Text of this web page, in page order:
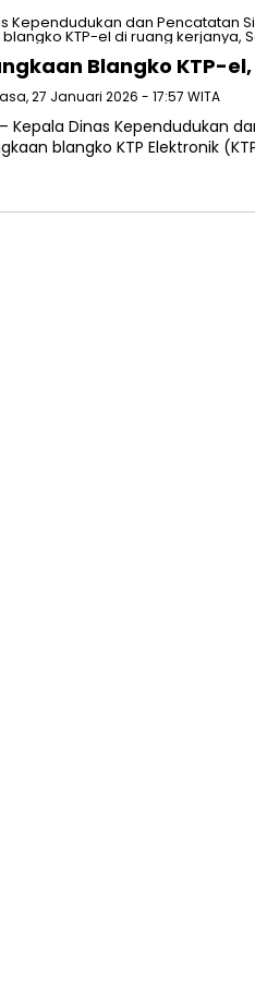
Blangko KTP-
27 Januari 2026 - 17:57 WITA
– Kepala Dinas Kependudukan
blangko KTP Elektronik